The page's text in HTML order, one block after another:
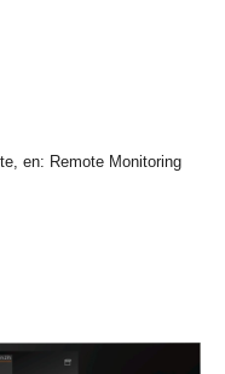
en: Remote Monitoring